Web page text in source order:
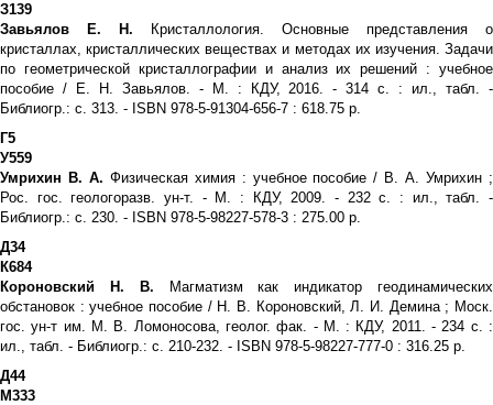
З139
Завьялов Е. Н. Кристаллология. Основные представления о
кристаллах, кристаллических веществах и методах их изучения. Задачи
по геометрической кристаллографии и анализ их решений : учебное
пособие / Е. Н. Завьялов. - М. : КДУ, 2016. - 314 с. : ил., табл. -
Библиогр.: с. 313. - ISBN 978-5-91304-656-7 : 618.75 р.
Г5
У559
Умрихин В. А. Физическая химия : учебное пособие / В. А. Умрихин ;
Рос. гос. геологоразв. ун-т. - М. : КДУ, 2009. - 232 с. : ил., табл. -
Библиогр.: с. 230. - ISBN 978-5-98227-578-3 : 275.00 р.
Д34
К684
Короновский Н. В. Магматизм как индикатор геодинамических
обстановок : учебное пособие / Н. В. Короновский, Л. И. Демина ; Моск.
гос. ун-т им. М. В. Ломоносова, геолог. фак. - М. : КДУ, 2011. - 234 с. :
ил., табл. - Библиогр.: с. 210-232. - ISBN 978-5-98227-777-0 : 316.25 р.
Д44
М333